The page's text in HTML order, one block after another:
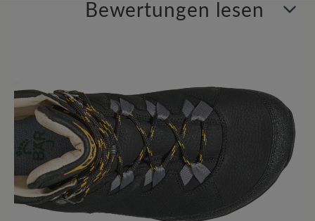
Bewertungen lesen
Durchschnittliche Bewertung
4.25 von 5 Sternen
Perfekt (6) 75%
Sehr gut (0) 0%
Gut (1)